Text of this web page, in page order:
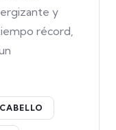
y
récord,
CABELLO